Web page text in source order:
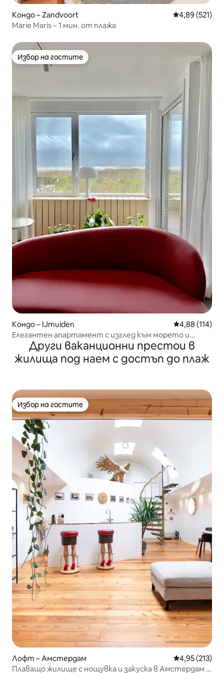
Кондо – Zandvoort Средна
4,89 (521)
Marie Maris – 1 мин. от плажа
Избор на гостите
Избор на гостите
Кондо – IJmuiden Средна
4,88 (114)
Елегантен апартамент с изглед към морето и
терасаДруги ваканционни престои в
жилища под наем с достъп до плаж
Избор на гостите
Избор на гостите
Лофт – Амстердам Средна
4,95 (213)
Плаващо жилище с нощувка и закуска в Амстердам |